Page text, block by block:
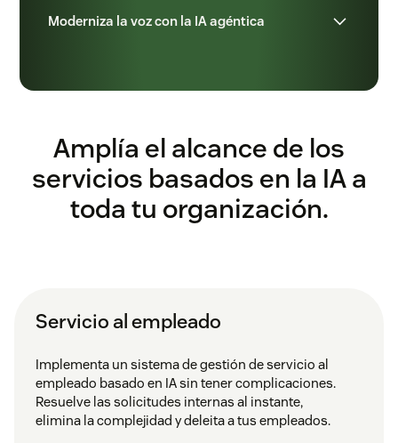
Moderniza la voz con la IA agéntica
Amplía el alcance de los
servicios basados en la IA a
toda tu organización.
Servicio al empleado
Implementa un sistema de gestión de servicio al
empleado basado en IA sin tener complicaciones.
Resuelve las solicitudes internas al instante,
elimina la complejidad y deleita a tus empleados.